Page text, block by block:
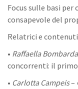
Focus sulle basi per
consapevole del
Relatrici e
• Raffaella Bombarda
concorrenti: il primo
• Carlotta Campeis–